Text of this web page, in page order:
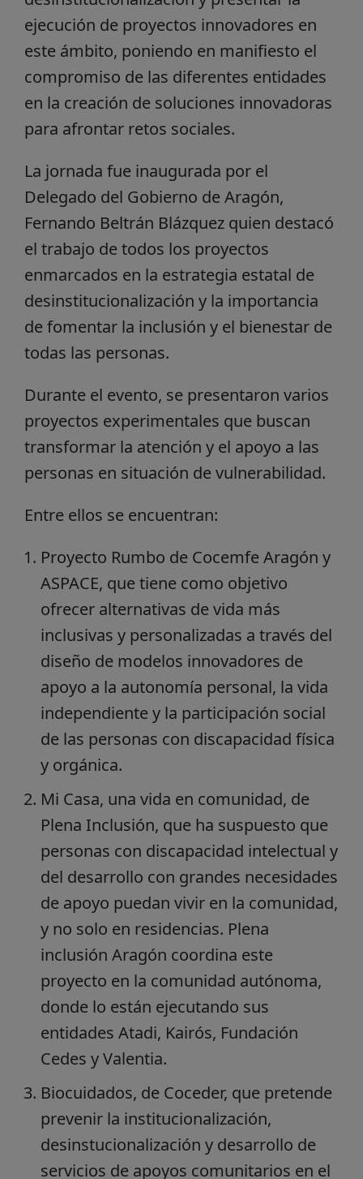
ejecución de proyectos innovadores en
este ámbito, poniendo en manifiesto el
compromiso de las diferentes entidades
en la creación de soluciones innovadoras
para afrontar retos sociales.
La jornada fue inaugurada por el
Delegado del Gobierno de Aragón,
Fernando Beltrán Blázquez quien destacó
el trabajo de todos los proyectos
enmarcados en la estrategia estatal de
desinstitucionalización y la importancia
de fomentar la inclusión y el bienestar de
todas las personas.
Durante el evento, se presentaron varios
proyectos experimentales que buscan
transformar la atención y el apoyo a las
personas en situación de vulnerabilidad.
Entre ellos se encuentran:
Proyecto Rumbo de Cocemfe Aragón y
ASPACE, que tiene como objetivo
ofrecer alternativas de vida más
inclusivas y personalizadas a través del
diseño de modelos innovadores de
apoyo a la autonomía personal, la vida
independiente y la participación social
de las personas con discapacidad física
y orgánica.
Mi Casa, una vida en comunidad, de
Plena Inclusión, que ha suspuesto que
personas con discapacidad intelectual y
del desarrollo con grandes necesidades
de apoyo puedan vivir en la comunidad,
y no solo en residencias. Plena
inclusión Aragón coordina este
proyecto en la comunidad autónoma,
donde lo están ejecutando sus
entidades Atadi, Kairós, Fundación
Cedes y Valentia.
Biocuidados, de Coceder, que pretende
prevenir la institucionalización,
desinstucionalización y desarrollo de
servicios de apoyos comunitarios en el